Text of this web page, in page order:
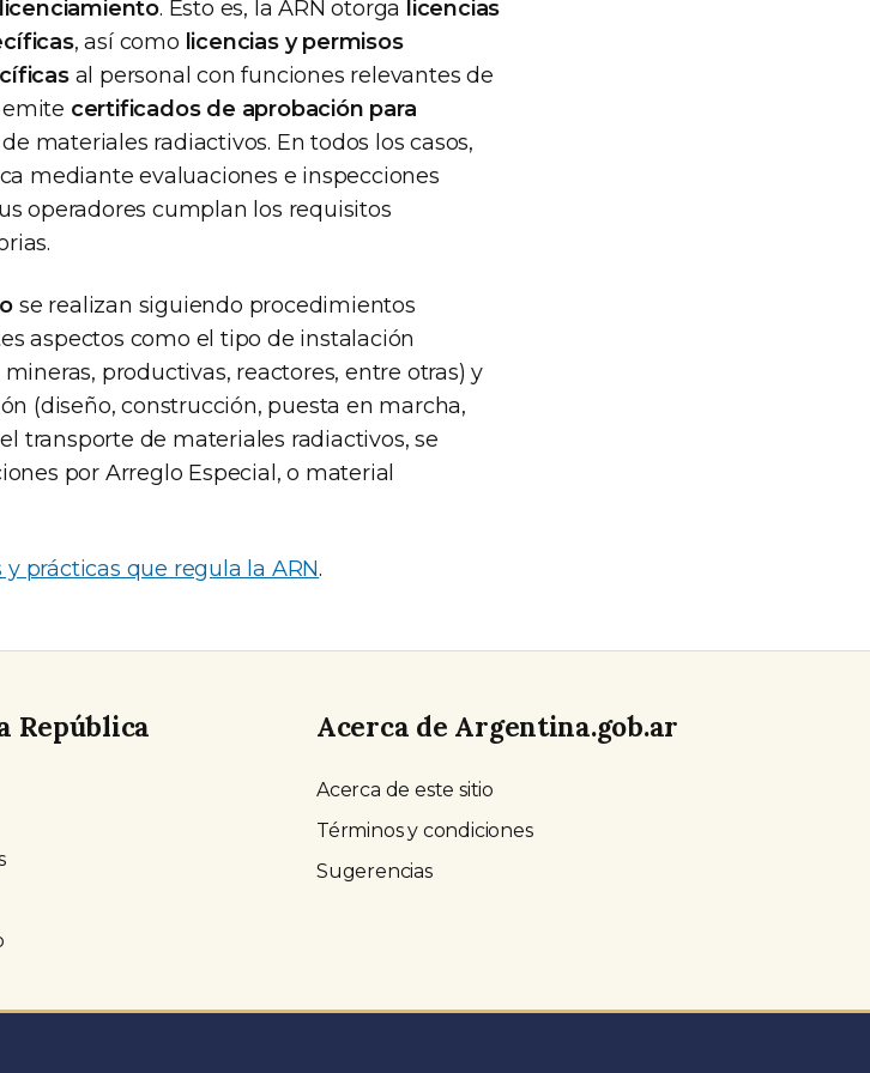
. Esto es, la ARN otorga licencias
, así como licencias y permisos
al personal con funciones relevantes de
certificados de aprobación para
materiales radiactivos. En todos los casos,
mediante evaluaciones e inspecciones
operadores cumplan los requisitos
se realizan siguiendo procedimientos
aspectos como el tipo de instalación
productivas, reactores, entre otras) y
(diseño, construcción, puesta en marcha,
transporte de materiales radiactivos, se
por Arreglo Especial, o material
y prácticas que regula la ARN.
República
Acerca de Argentina.gob.ar
Acerca de este sitio
Términos y condiciones
Sugerencias